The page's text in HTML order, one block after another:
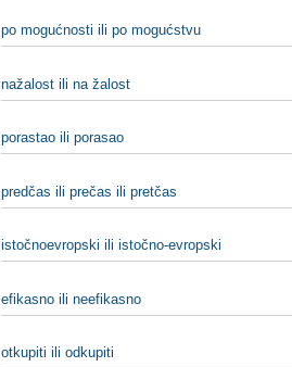
po mogućnosti ili po mogućstvu
nažalost ili na žalost
porastao ili porasao
predčas ili prečas ili pretčas
istočnoevropski ili istočno-evropski
efikasno ili neefikasno
otkupiti ili odkupiti